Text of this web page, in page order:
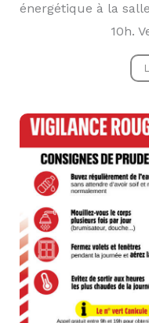
énergétique à la
10h.